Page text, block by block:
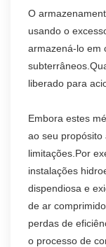
O
usando o
armazená-lo em
liberado para
Embora estes
ao seu propósito
limitações.Por
instalações
dispendiosa e
de ar
perdas de
o processo de